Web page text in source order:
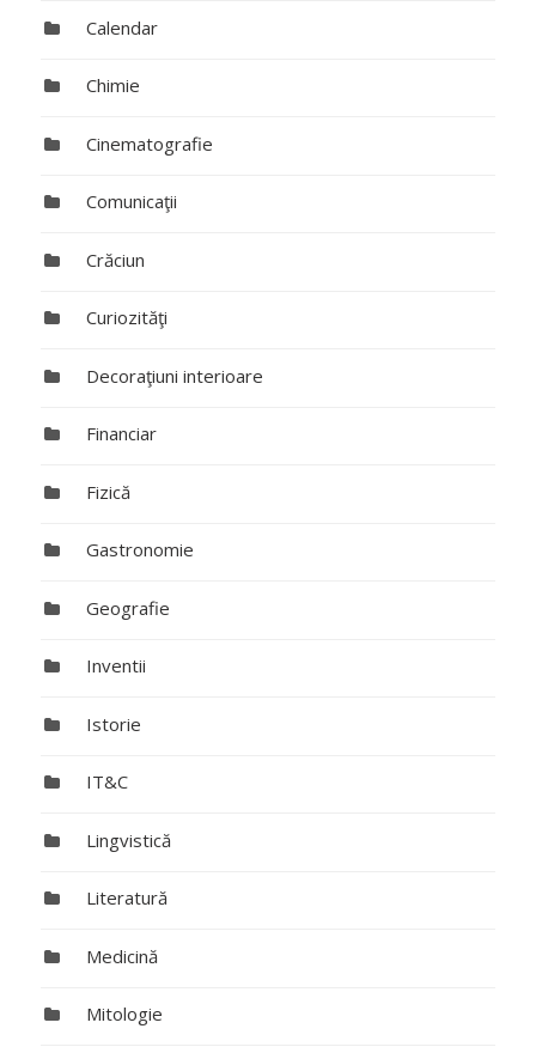
Calendar
Chimie
Cinematografie
Comunicaţii
Crăciun
Curiozităţi
Decoraţiuni interioare
Financiar
Fizică
Gastronomie
Geografie
Inventii
Istorie
IT&C
Lingvistică
Literatură
Medicină
Mitologie